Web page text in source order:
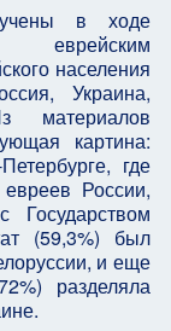
в ходе
еврейским
населения
Украина,
картина:
где
России,
Государством
(59,3%) был
и еще
разделяла